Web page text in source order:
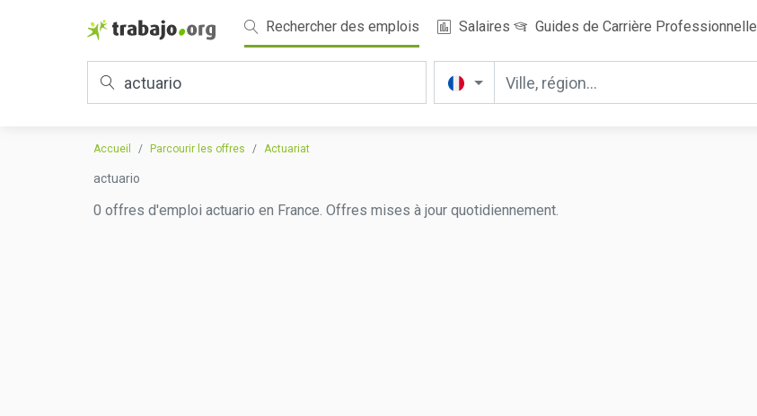
Rechercher des emplois Salaires Guides de Carrière Professionnelle
Accueil Parcourir les offres Actuariat
actuario
0 offres d'emploi actuario en France. Offres mises à jour quotidiennement.